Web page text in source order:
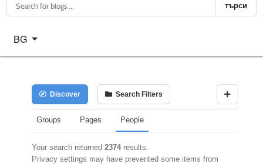
търси
Изберете език
BG
Discover Search Filters
Groups Pages People
Your search returned 2374 results.
Privacy settings may have prevented some items from